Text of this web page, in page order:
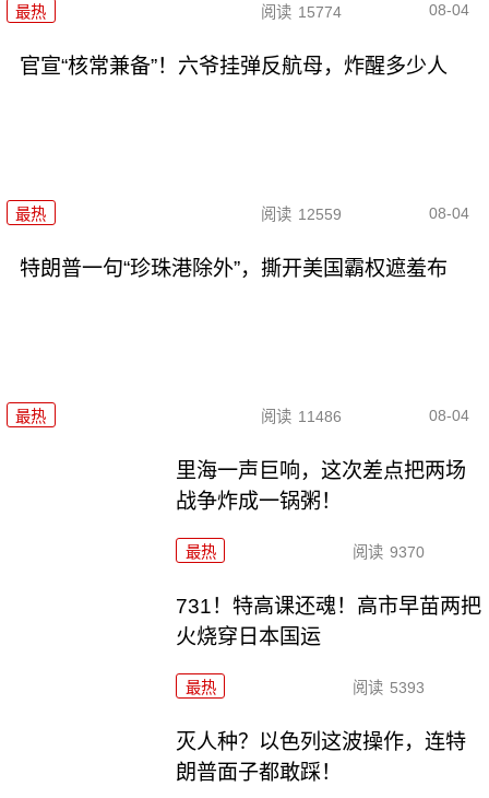
最热 阅读 15774 08-04
官宣“核常兼备”！六爷挂弹反航母，炸醒多少人
最热 阅读 12559 08-04
特朗普一句“珍珠港除外”，撕开美国霸权遮羞布
最热 阅读 11486 08-04
里海一声巨响，这次差点把两场
战争炸成一锅粥！
最热 阅读 9370
731！特高课还魂！高市早苗两把
火烧穿日本国运
最热 阅读 5393
灭人种？以色列这波操作，连特
朗普面子都敢踩！